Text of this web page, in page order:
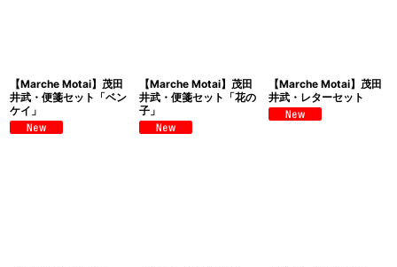
【Marche Motai】茂田
井武・便箋セット「ベン
ケイ」
【Marche Motai】茂田
井武・便箋セット「花の
子」
【Marche Motai】茂田
井武・レターセット